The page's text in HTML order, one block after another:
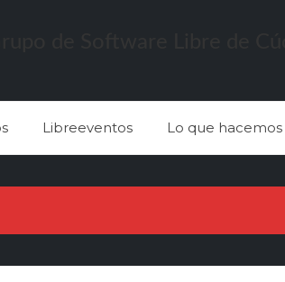
Libreeventos Lo que hacemos